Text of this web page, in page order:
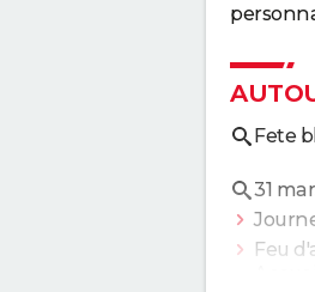
Fete
31
Feu